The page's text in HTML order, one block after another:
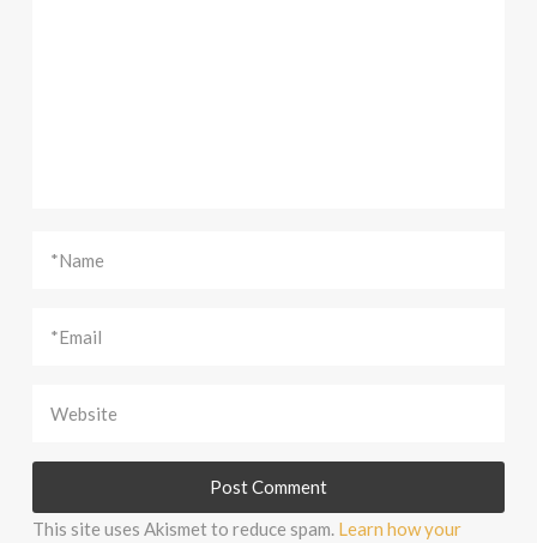
This site uses Akismet to reduce spam. Learn how your